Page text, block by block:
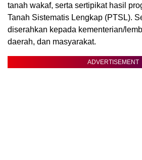
tanah wakaf, serta sertipikat hasil
Tanah Sistematis Lengkap (PTSL).
diserahkan kepada kementerian/
daerah, dan masyarakat.
ADVERTISEMENT